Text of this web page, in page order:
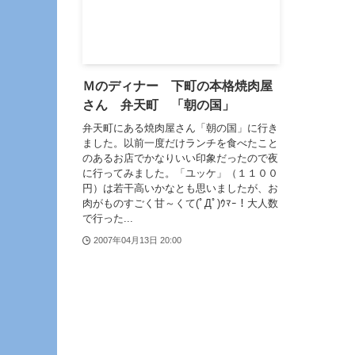
Ｍのディナー 下町の本格焼肉屋
さん 弁天町 「朝の国」
弁天町にある焼肉屋さん「朝の国」に行き
ました。以前一度だけランチを食べたこと
のあるお店でかなりいい印象だったので夜
に行ってみました。「ユッケ」（１１００
円）は若干高いかなとも思いましたが、お
肉がものすごく甘～くて(ﾟДﾟ)ｳﾏｰ！大人数
で行った...
2007年04月13日 20:00